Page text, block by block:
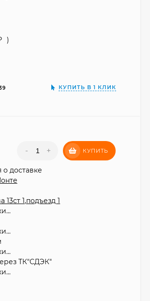
₽)
КУПИТЬ В 1 КЛИК
- + КУПИТЬ
доставке
1,подъезд 1
ТК"СДЭК"